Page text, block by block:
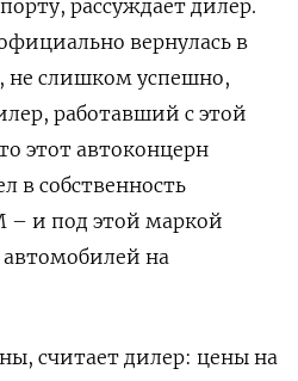
рассуждает дилер.
вернулась в
не слишком успешно,
работавший с этой
этот автоконцерн
в собственность
– и под этой маркой
на
считает дилер: цены на